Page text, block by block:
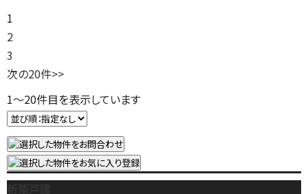
1
2
3
次の20件>>
1～20件目を表示しています